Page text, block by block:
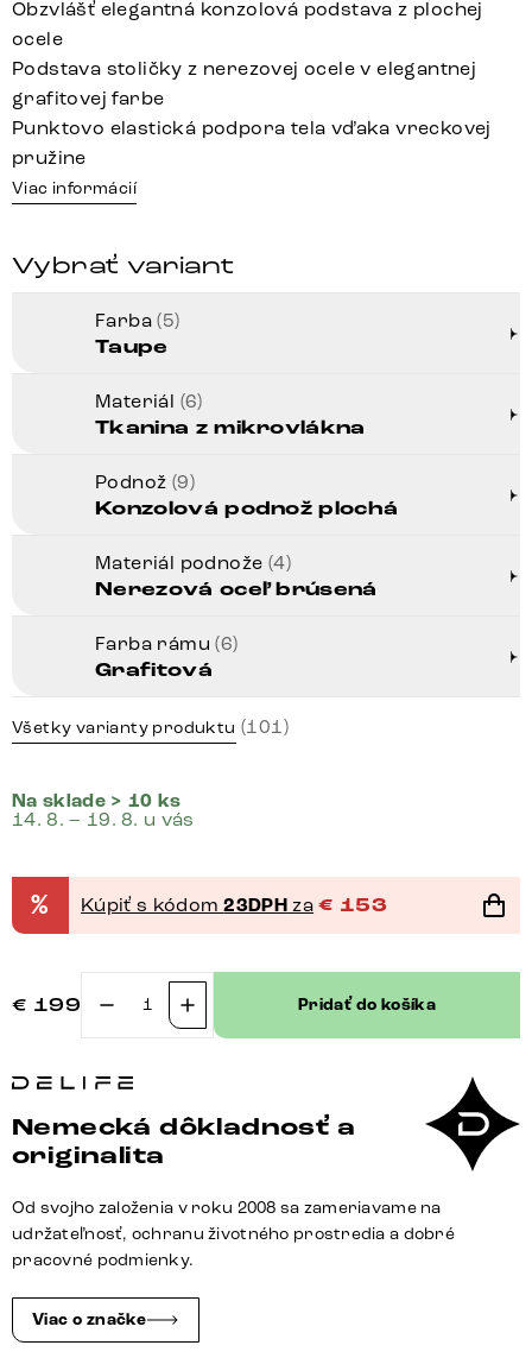
Obzvlášť elegantná konzolová podstava z plochej
ocele
Podstava stoličky z nerezovej ocele v elegantnej
grafitovej farbe
Punktovo elastická podpora tela vďaka vreckovej
pružine
Viac informácií
Vybrať variant
Farba(5)
Taupe
Materiál (6)
Tkanina z mikrovlákna
Podnož (9)
Konzolová podnož plochá
Materiál podnože (4)
Nerezová oceľ brúsená
Farba rámu(6)
Grafitová
Všetky varianty produktu (101)
Na sklade > 10 ks
14. 8. – 19. 8. u vás
% Kúpiť s kódom23DPH za € 153
€ 199
množstvo
stolička
Flex
mikrovlákno
taupe
vintage
jedálenská
plochá
grafitová
Pridať do košíka
Nemecká dôkladnosť a
originalita
Od svojho založenia v roku 2008 sa zameriavame na
udržateľnosť, ochranu životného prostredia a dobré
pracovné podmienky.
Viac o značke